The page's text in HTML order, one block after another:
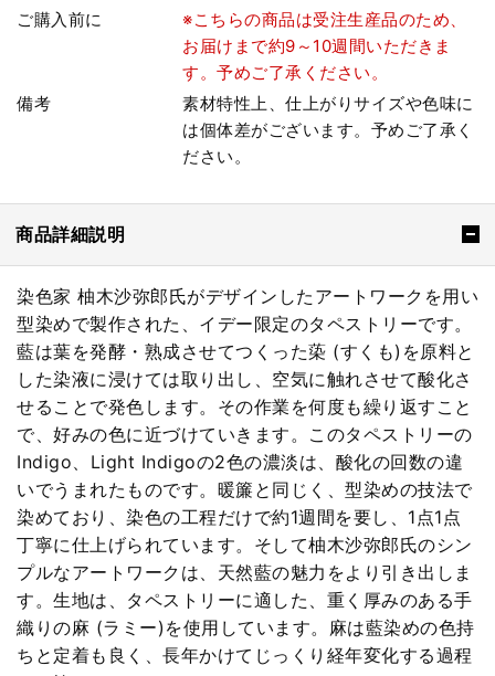
ご購入前に
※こちらの商品は受注生産品のため、
お届けまで約9～10週間いただきま
す。予めご了承ください。
備考
素材特性上、仕上がりサイズや色味に
は個体差がございます。予めご了承く
ださい。
商品詳細説明
染色家 柚木沙弥郎氏がデザインしたアートワークを用い
型染めで製作された、イデー限定のタペストリーです。
藍は葉を発酵・熟成させてつくった蒅 (すくも)を原料と
した染液に浸けては取り出し、空気に触れさせて酸化さ
せることで発色します。その作業を何度も繰り返すこと
で、好みの色に近づけていきます。このタペストリーの
Indigo、Light Indigoの2色の濃淡は、酸化の回数の違
いでうまれたものです。暖簾と同じく、型染めの技法で
染めており、染色の工程だけで約1週間を要し、1点1点
丁寧に仕上げられています。そして柚木沙弥郎氏のシン
プルなアートワークは、天然藍の魅力をより引き出しま
す。生地は、タペストリーに適した、重く厚みのある手
織りの麻 (ラミー)を使用しています。麻は藍染めの色持
ちと定着も良く、長年かけてじっくり経年変化する過程